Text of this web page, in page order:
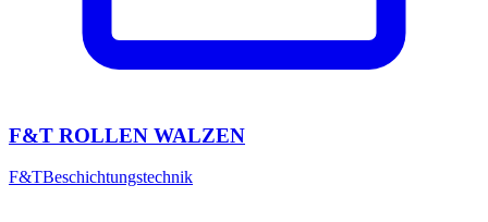
F&T ROLLEN WALZEN
F&TBeschichtungstechnik